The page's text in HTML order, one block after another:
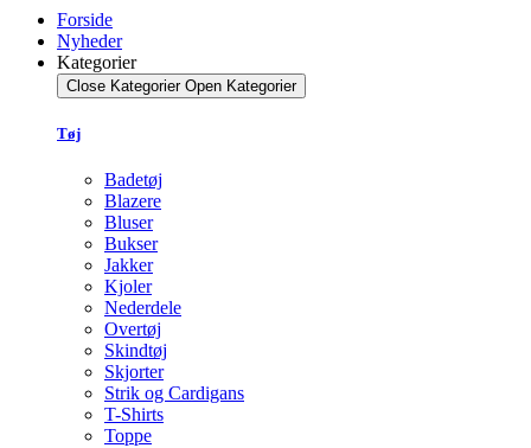
Forside
Nyheder
Kategorier
Close Kategorier Open Kategorier
Tøj
Badetøj
Blazere
Bluser
Bukser
Jakker
Kjoler
Nederdele
Overtøj
Skindtøj
Skjorter
Strik og Cardigans
T-Shirts
Toppe